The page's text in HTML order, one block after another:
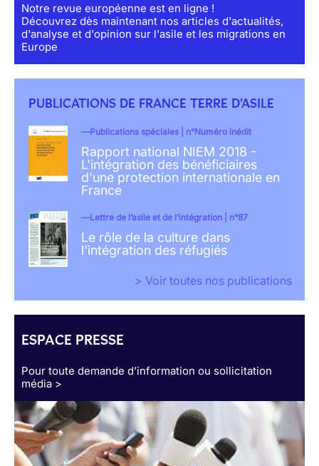
Notre revue européenne est en ligne !
Découvrez dès maintenant nos articles d'actualités,
d'analyse et d'opinion sur l'asile et les migrations en
Europe
PUBLICATIONS DE FRANCE TERRE D'ASILE
Publications spéciales | n°Numéro inédit
Rapport national NIEM 2018 -
L'intégration des bénéficiaires
d'une protection internationale en
France
Lettre de l’asile et de l’intégration | n°87
Le rôle de la culture dans
l'intégration des réfugiés
> Voir toutes nos publications
ESPACE PRESSE
Pour toute demande d’information ou sollicitation
média >